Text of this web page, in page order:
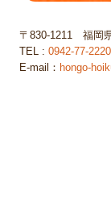
〒830-1211
福岡
TEL :0942-77-2220
E-mail： hongo-